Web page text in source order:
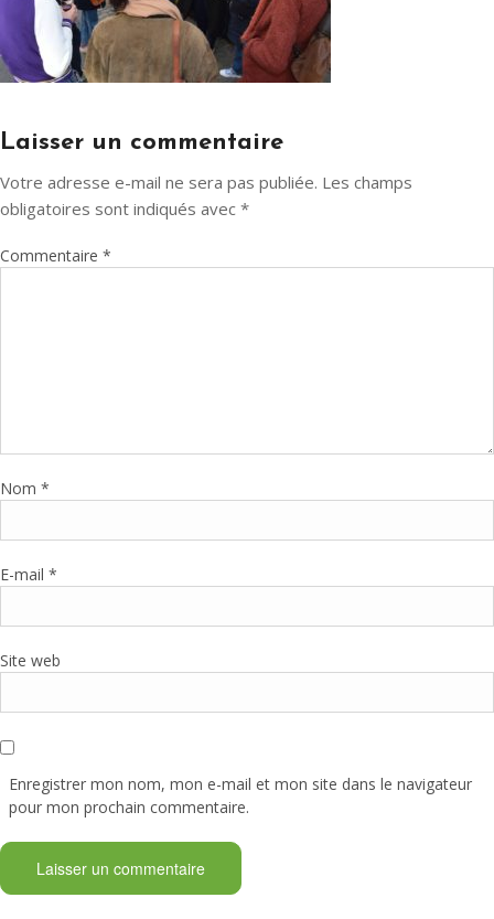
Laisser un commentaire
Votre adresse e-mail ne sera pas publiée. Les champs
obligatoires sont indiqués avec *
Commentaire *
Nom *
E-mail *
Site web
Enregistrer mon nom, mon e-mail et mon site dans le navigateur
pour mon prochain commentaire.